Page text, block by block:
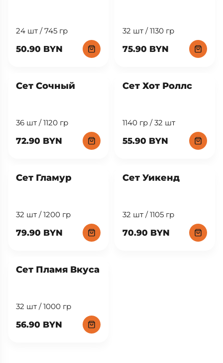
24 шт / 745 гр
50.90 BYN
32 шт / 1130 гр
75.90 BYN
Сет Сочный
36 шт / 1120 гр
72.90 BYN
Сет Хот Роллс
1140 гр / 32 шт
55.90 BYN
Сет Гламур
32 шт / 1200 гр
79.90 BYN
Сет Уикенд
32 шт / 1105 гр
70.90 BYN
Сет Пламя Вкуса
32 шт / 1000 гр
56.90 BYN